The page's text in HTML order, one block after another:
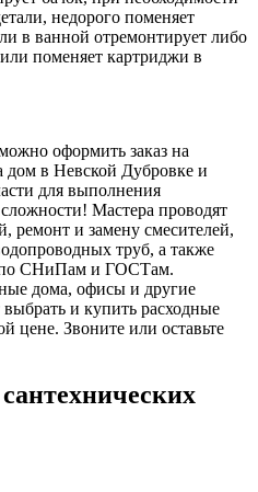
недорого поменяет
в ванной отремонтирует либо
поменяет картриджи в
оформить заказ на
дом в Невской Дубровке и
для выполнения
Мастера проводят
ремонт и замену смесителей,
труб, а также
по СНиПам и ГОСТам.
дома, офисы и другие
и купить расходные
цене. Звоните или оставьте